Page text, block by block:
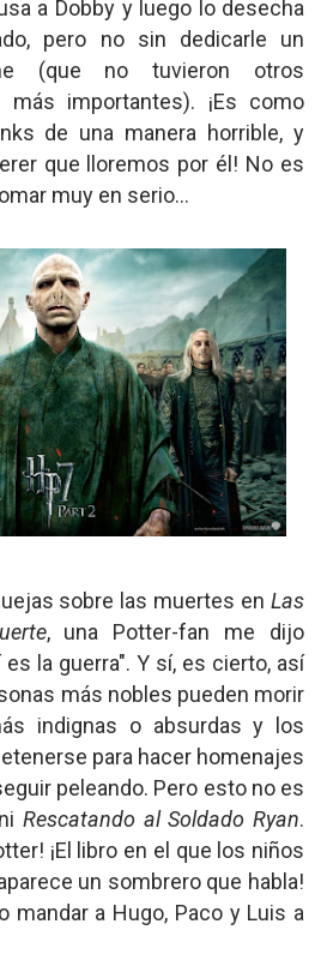
a Dobby y luego lo desecha
pero no sin dedicarle un
(que no tuvieron otros
más importantes). ¡Es como
de una manera horrible, y
que lloremos por él! No es
muy en serio...
sobre las muertes enLas
, una Potter-fan me dijo
es la guerra". Y sí, es cierto, así
más nobles pueden morir
indignas o absurdas y los
para hacer homenajes
peleando. Pero esto no es
ni Rescatando al Soldado Ryan.
¡El libro en el que los niños
un sombrero que habla!
mandar a Hugo, Paco y Luis a